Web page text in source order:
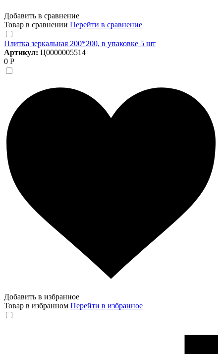
Добавить в сравнение
Товар в сравнении Перейти в сравнение
Плитка зеркальная 200*200, в упаковке 5 шт
Артикул: Ц0000005514
0 Р
Добавить в избранное
Товар в избранном Перейти в избранное